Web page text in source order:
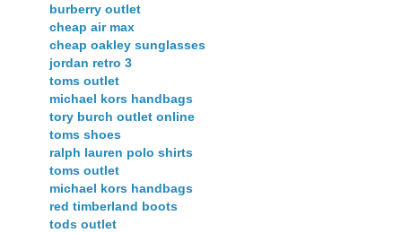
burberry outlet
cheap air max
cheap oakley sunglasses
jordan retro 3
toms outlet
michael kors handbags
tory burch outlet online
toms shoes
ralph lauren polo shirts
toms outlet
michael kors handbags
red timberland boots
tods outlet